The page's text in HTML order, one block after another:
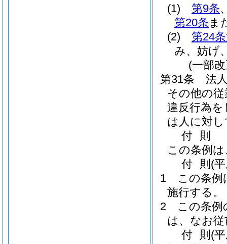
(1)
第9条
第20条 ま
(2)
第24
み、妨げ
(一部
第31条
法
その他の
違反行為
は人に対
付 則
この条例
付 則 (
1
この条例
施行する。
2
この条
は、なお
付 則 (